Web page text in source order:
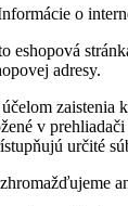
o
eshopová
adresy.
zaistenia
v
určité